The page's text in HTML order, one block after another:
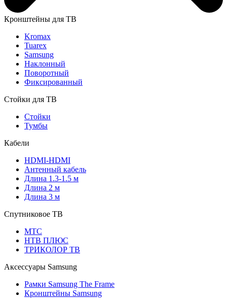
Кронштейны для ТВ
Kromax
Tuarex
Samsung
Наклонный
Поворотный
Фиксированный
Стойки для ТВ
Стойки
Тумбы
Кабели
HDMI-HDMI
Антенный кабель
Длина 1.3-1.5 м
Длина 2 м
Длина 3 м
Спутниковое ТВ
МТС
НТВ ПЛЮС
ТРИКОЛОР ТВ
Аксессуары Samsung
Рамки Samsung The Frame
Кронштейны Samsung